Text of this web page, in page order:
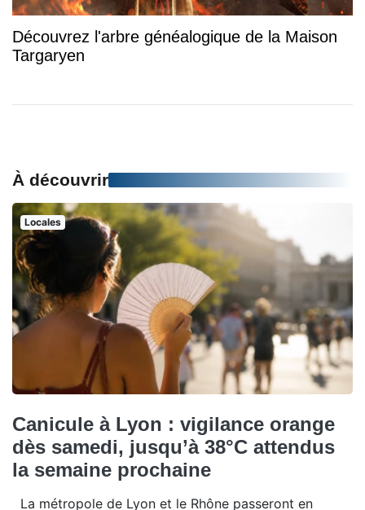
Découvrez l'arbre généalogique de la Maison
Targaryen
À découvrir
Locales
Canicule à Lyon : vigilance orange
dès samedi, jusqu’à 38°C attendus
la semaine prochaine
La métropole de Lyon et le Rhône passeront en